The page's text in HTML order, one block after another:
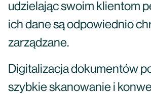
udzielając swoim klientom
ich dane są odpowiednio
zarządzane.
Digitalizacja dokumentów
szybkie skanowanie i